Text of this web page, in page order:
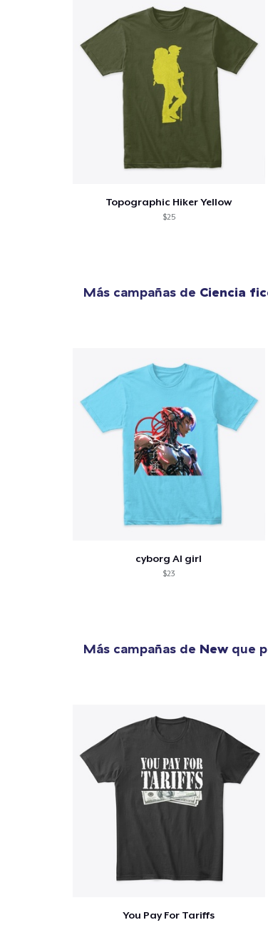
Topographic Hiker Yellow
$25
Más campañas de Ciencia
cyborg AI girl
$23
Más campañas de Newque
You Pay For Tariffs